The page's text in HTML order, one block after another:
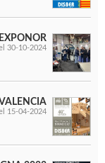
30-10-2024
15-04-2024